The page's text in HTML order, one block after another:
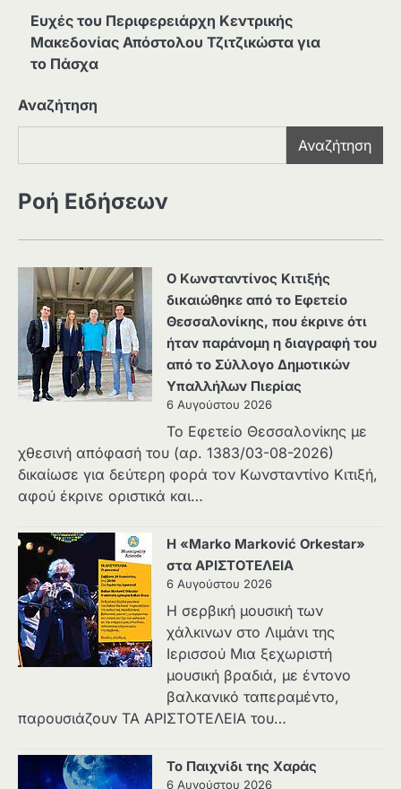
Ευχές του Περιφερειάρχη Κεντρικής
Μακεδονίας Απόστολου Τζιτζικώστα για
το Πάσχα
Αναζήτηση
Αναζήτηση
Ροή Ειδήσεων
Ο Κωνσταντίνος Κιτιξής
δικαιώθηκε από το Εφετείο
Θεσσαλονίκης, που έκρινε ότι
ήταν παράνομη η διαγραφή του
από το Σύλλογο Δημοτικών
Υπαλλήλων Πιερίας
6 Αυγούστου 2026
Το Εφετείο Θεσσαλονίκης με
χθεσινή απόφασή του (αρ. 1383/03-08-2026)
δικαίωσε για δεύτερη φορά τον Κωνσταντίνο Κιτιξή,
αφού έκρινε οριστικά και…
Η «Marko Marković Orkestar»
στα ΑΡΙΣΤΟΤΕΛΕΙΑ
6 Αυγούστου 2026
Η σερβική μουσική των
χάλκινων στο Λιμάνι της
Ιερισσού Μια ξεχωριστή
μουσική βραδιά, με έντονο
βαλκανικό ταπεραμέντο,
παρουσιάζουν ΤΑ ΑΡΙΣΤΟΤΕΛΕΙΑ του…
Το Παιχνίδι της Χαράς
6 Αυγούστου 2026